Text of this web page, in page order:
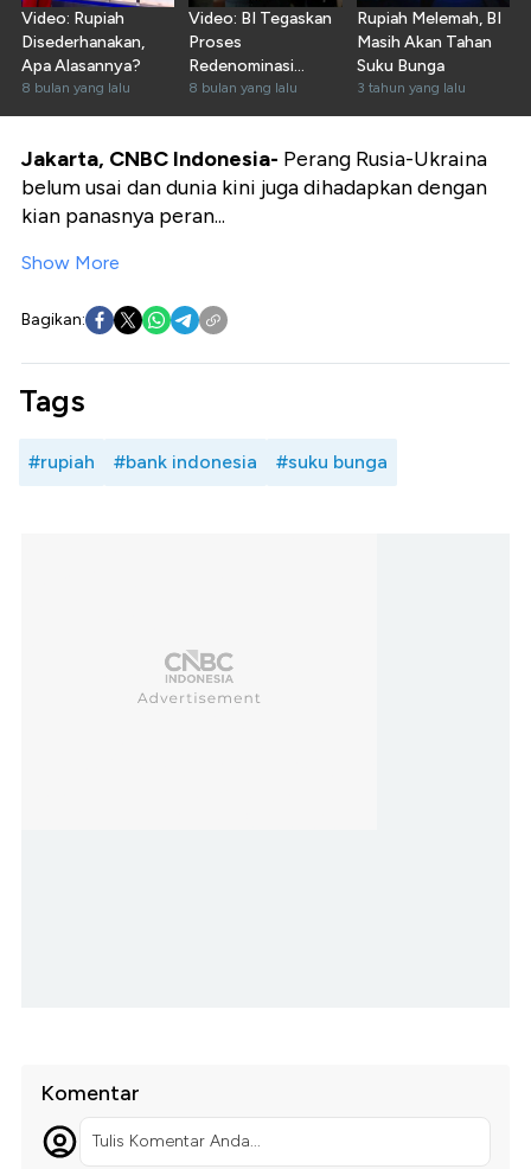
Video: Rupiah
Disederhanakan,
Apa Alasannya?
8 bulan yang lalu
Video: BI Tegaskan
Proses
Redenominasi
Rupiah Masih Tahap
Pembahasan
8 bulan yang lalu
Rupiah Melemah, BI
Masih Akan Tahan
Suku Bunga
3 tahun yang lalu
Jakarta, CNBC Indonesia- Perang Rusia-Ukraina
belum usai dan dunia kini juga dihadapkan dengan
kian panasnya peran...
Show More
Bagikan:
Tags
#rupiah #bank indonesia #suku bunga
Komentar
Tulis Komentar Anda...